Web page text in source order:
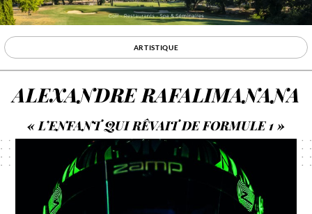
ARTISTIQUE
ALEXANDRE RAFALIMANANA
« L’ENFANT QUI RÊVAIT DE FORMULE 1 »